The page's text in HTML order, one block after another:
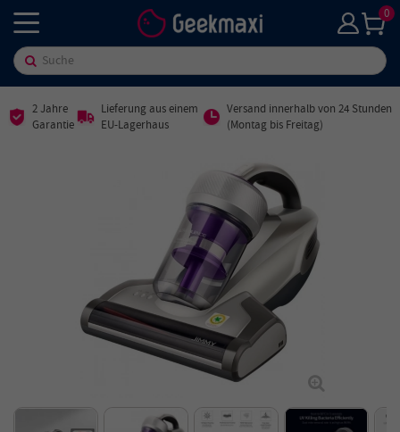
0
2 Jahre
Garantie
Lieferung aus einem
EU-Lagerhaus
Versand innerhalb von 24 Stunden
(Montag bis Freitag)